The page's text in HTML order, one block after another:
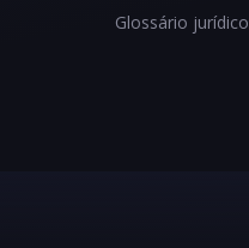
Glossário jurídico